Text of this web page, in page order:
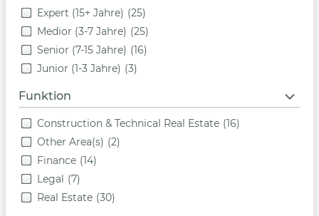
Expert (15+ Jahre) (25)
Medior (3-7 Jahre) (25)
Senior (7-15 Jahre) (16)
Junior (1-3 Jahre) (3)
Funktion
Construction & Technical Real Estate (16)
Other Area(s) (2)
Finance (14)
Legal (7)
Real Estate (30)